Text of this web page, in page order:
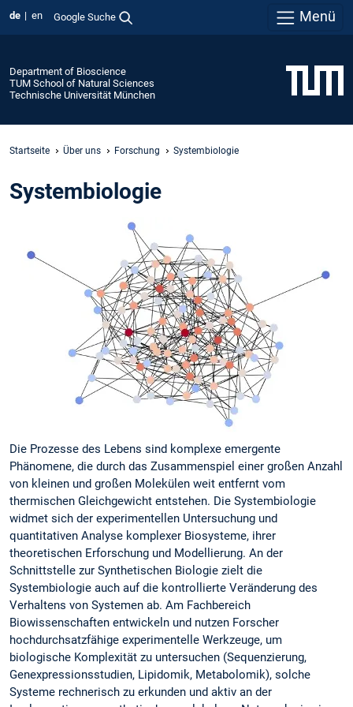
de en Google Suche Menü
Department of Bioscience
TUM School of Natural Sciences
Technische Universität München
Startseite Über uns Forschung Systembiologie
Systembiologie
Die Prozesse des Lebens sind komplexe emergente
Phänomene, die durch das Zusammenspiel einer großen Anzahl
von kleinen und großen Molekülen weit entfernt vom
thermischen Gleichgewicht entstehen. Die Systembiologie
widmet sich der experimentellen Untersuchung und
quantitativen Analyse komplexer Biosysteme, ihrer
theoretischen Erforschung und Modellierung. An der
Schnittstelle zur Synthetischen Biologie zielt die
Systembiologie auch auf die kontrollierte Veränderung des
Verhaltens von Systemen ab. Am Fachbereich
Biowissenschaften entwickeln und nutzen Forscher
hochdurchsatzfähige experimentelle Werkzeuge, um
biologische Komplexität zu untersuchen (Sequenzierung,
Genexpressionsstudien, Lipidomik, Metabolomik), solche
Systeme rechnerisch zu erkunden und aktiv an der